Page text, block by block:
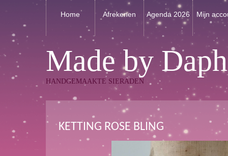
Home Afrekenen Agenda 2026 Mijn
Made by
HANDGEMAAKTE SIERADEN
KETTING ROSE BLING